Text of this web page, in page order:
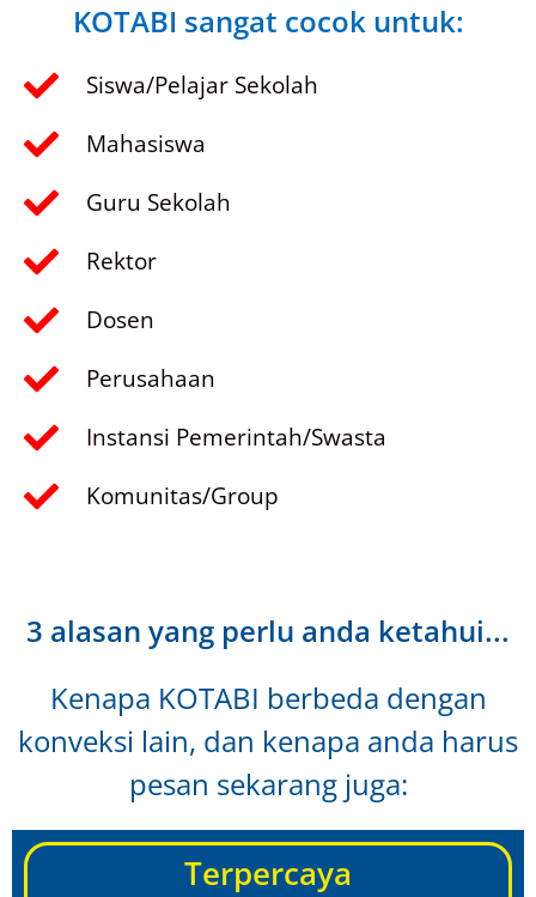
KOTABI sangat cocok untuk:
Siswa/Pelajar Sekolah
Mahasiswa
Guru Sekolah
Rektor
Dosen
Perusahaan
Instansi Pemerintah/Swasta
Komunitas/Group
3 alasan yang perlu anda ketahui...
Kenapa KOTABI berbeda dengan
konveksi lain, dan kenapa anda harus
pesan sekarang juga:
Terpercaya